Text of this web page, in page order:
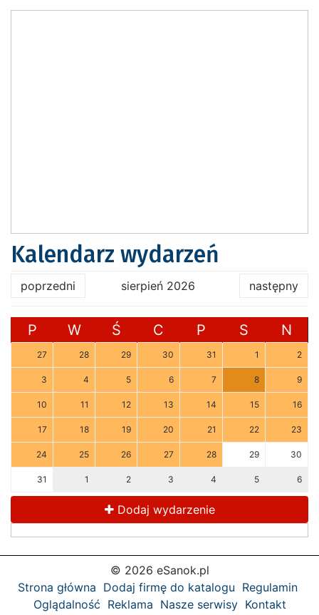
Kalendarz wydarzeń
poprzedni sierpień 2026 następny
P W Ś C P S N
27 28 29 30 31 1 2
3 4 5 6 7 8 9
10 11 12 13 14 15 16
17 18 19 20 21 22 23
24 25 26 27 28 29 30
31 1 2 3 4 5 6
Dodaj wydarzenie
© 2026 eSanok.pl
Strona główna Dodaj firmę do katalogu Regulamin
Oglądalność Reklama Nasze serwisy Kontakt